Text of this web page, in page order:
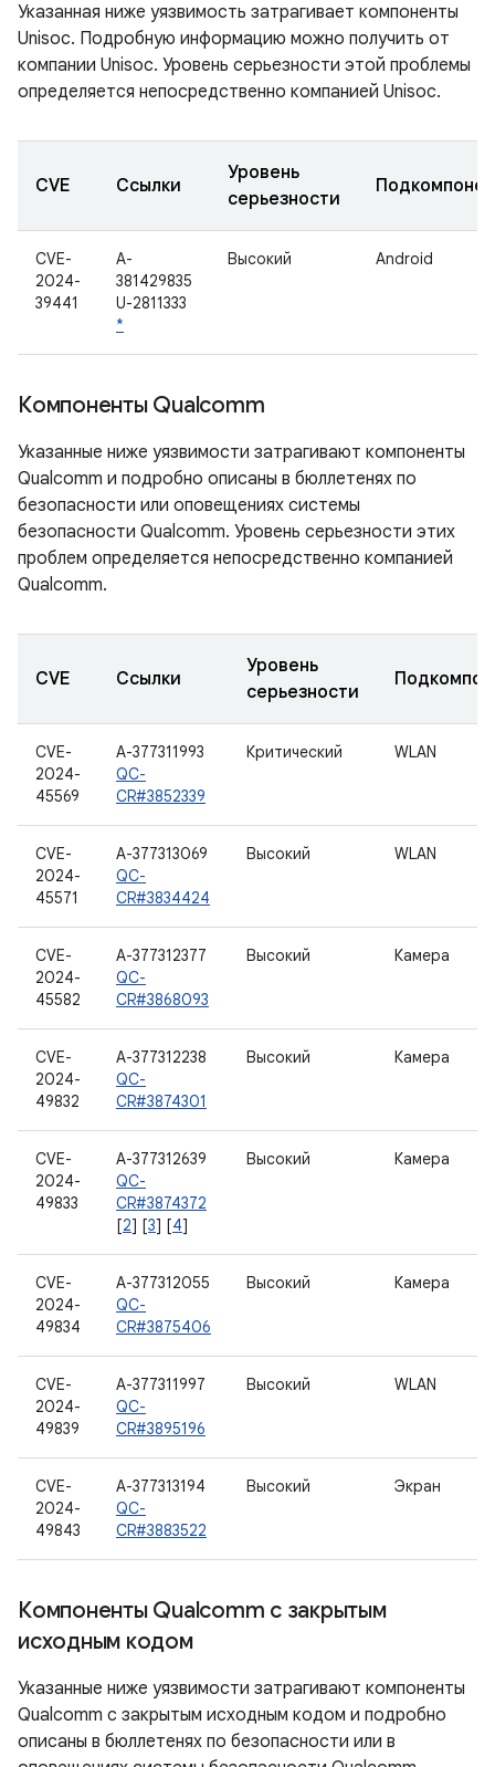
Указанная ниже уязвимость затрагивает компоненты
Unisoc. Подробную информацию можно получить от
компании Unisoc. Уровень серьезности этой проблемы
определяется непосредственно компанией Unisoc.
CVE Ссылки
Уровень
серьезности
CVE-
2024-
39441
A-
381429835
U-2811333
*
Высокий Android
Компоненты Qualcomm
Указанные ниже уязвимости затрагивают компоненты
Qualcomm и подробно описаны в бюллетенях по
безопасности или оповещениях системы
безопасности Qualcomm. Уровень серьезности этих
проблем определяется непосредственно компанией
Qualcomm.
CVE Ссылки
Уровень
серьезности
CVE-
2024-
45569
A-377311993
QC-
CR#3852339
Критический WLAN
CVE-
2024-
45571
A-377313069
QC-
CR#3834424
Высокий WLAN
CVE-
2024-
45582
A-377312377
QC-
CR#3868093
Высокий Камера
CVE-
2024-
49832
A-377312238
QC-
CR#3874301
Высокий Камера
CVE-
2024-
49833
A-377312639
QC-
CR#3874372
[2] [3] [4]
Высокий Камера
CVE-
2024-
49834
A-377312055
QC-
CR#3875406
Высокий Камера
CVE-
2024-
49839
A-377311997
QC-
CR#3895196
Высокий WLAN
CVE-
2024-
49843
A-377313194
QC-
CR#3883522
Высокий Экран
Компоненты Qualcomm с закрытым
исходным кодом
Указанные ниже уязвимости затрагивают компоненты
Qualcomm с закрытым исходным кодом и подробно
описаны в бюллетенях по безопасности или в